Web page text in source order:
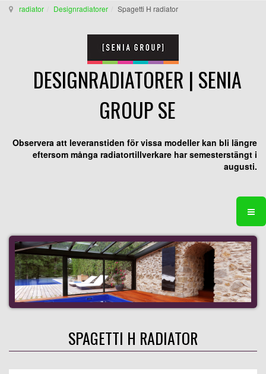
radiator Designradiatorer Spagetti H radiator
DESIGNRADIATORER | SENIA
GROUP SE
Observera att leveranstiden för vissa modeller kan bli längre
eftersom många radiatortillverkare har semesterstängt i
augusti.
SPAGETTI H RADIATOR